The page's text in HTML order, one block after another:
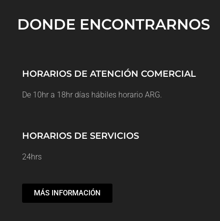
DONDE ENCONTRARNOS
HORARIOS DE ATENCIÓN COMERCIAL
De 10hr a 18hr días hábiles horario ARG.
HORARIOS DE SERVICIOS
24hrs
MÁS INFORMACIÓN